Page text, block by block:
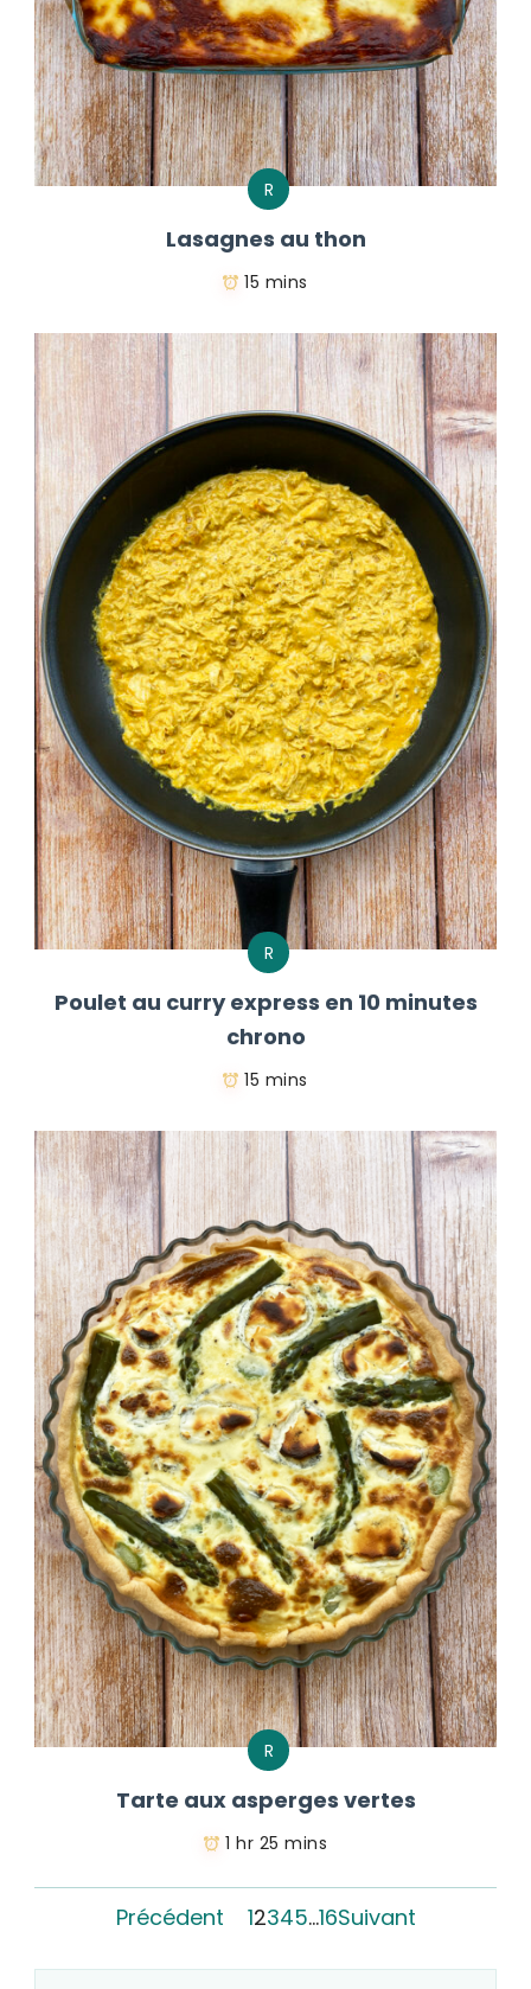
R
Lasagnes au thon
15 mins
R
Poulet au curry express en 10 minutes
chrono
15 mins
R
Tarte aux asperges vertes
1 hr 25 mins
Précédent 12345…16Suivant